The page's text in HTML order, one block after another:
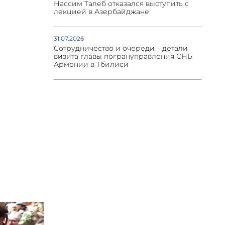
Нассим Талеб отказался выступить с
лекцией в Азербайджане
31.07.2026
Сотрудничество и очереди – детали
визита главы погрануправления СНБ
Армении в Тбилиси